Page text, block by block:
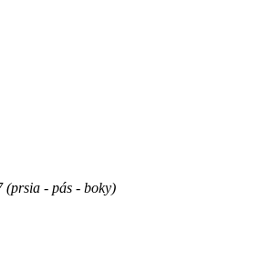
(prsia - pás - boky)